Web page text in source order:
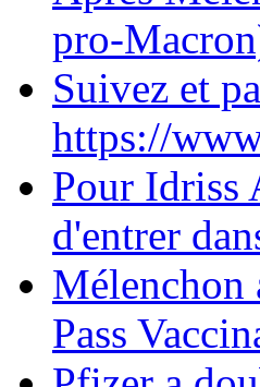
pro-
Suivez et
https://
Pour Idriss
d'entrer
Mélenchon
Pass